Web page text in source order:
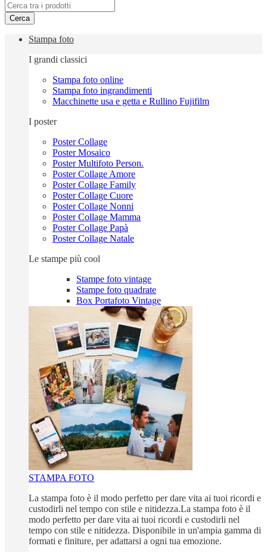
Cerca
Stampa foto
I grandi classici
Stampa foto online
Stampa foto ingrandimenti
Macchinette usa e getta e Rullino Fujifilm
I poster
Poster Collage
Poster Mosaico
Poster Multifoto Person.
Poster Collage Amore
Poster Collage Family
Poster Collage Cuore
Poster Collage Nonni
Poster Collage Mamma
Poster Collage Papà
Poster Collage Natale
Le stampe più cool
Stampe foto vintage
Stampe foto quadrate
Box Portafoto Vintage
STAMPA FOTO
La stampa foto è il modo perfetto per dare vita ai tuoi ricordi e
custodirli nel tempo con stile e nitidezza.La stampa foto è il
modo perfetto per dare vita ai tuoi ricordi e custodirli nel
tempo con stile e nitidezza. Disponibile in un'ampia gamma di
formati e finiture, per adattarsi a ogni tua emozione.